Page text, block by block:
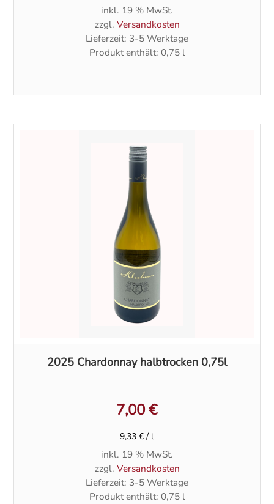
inkl. 19 % MwSt.
zzgl. Versandkosten
Lieferzeit: 3-5 Werktage
Produkt enthält: 0,75 l
2025 Chardonnay halbtrocken 0,75l
7,00€
9,33€ / l
inkl. 19 % MwSt.
zzgl. Versandkosten
Lieferzeit: 3-5 Werktage
Produkt enthält: 0,75 l